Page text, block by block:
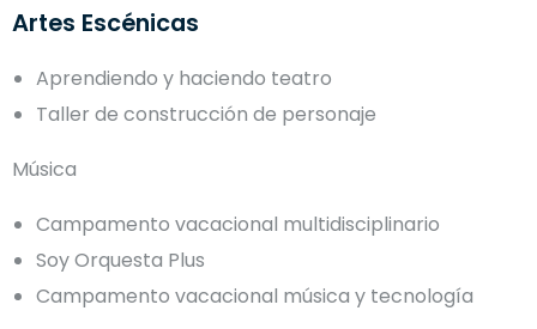
Artes Escénicas
Aprendiendo y haciendo teatro
Taller de construcción de personaje
Música
Campamento vacacional multidisciplinario
Soy Orquesta Plus
Campamento vacacional música y tecnología